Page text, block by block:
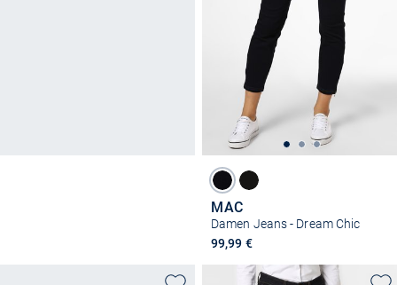
MAC
Damen Jeans - Dream Chic
99,99 €